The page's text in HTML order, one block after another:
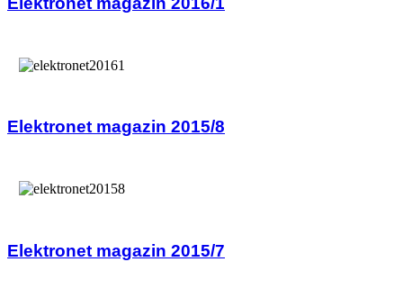
Elektronet magazin 2015/8
Elektronet magazin 2015/7